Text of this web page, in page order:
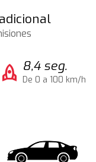
rocket 8,4 seg.
De 0 a 100 km/h